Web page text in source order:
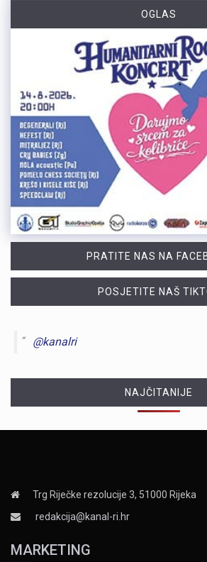
OGLAS
PRATITE NAS NA
POSJETITE NAŠ
@kanalri
NAJČITANIJE
Trg Riječke rezolucije 3, 51000 Rijeka
redakcija@kanal-ri.hr
MARKETING